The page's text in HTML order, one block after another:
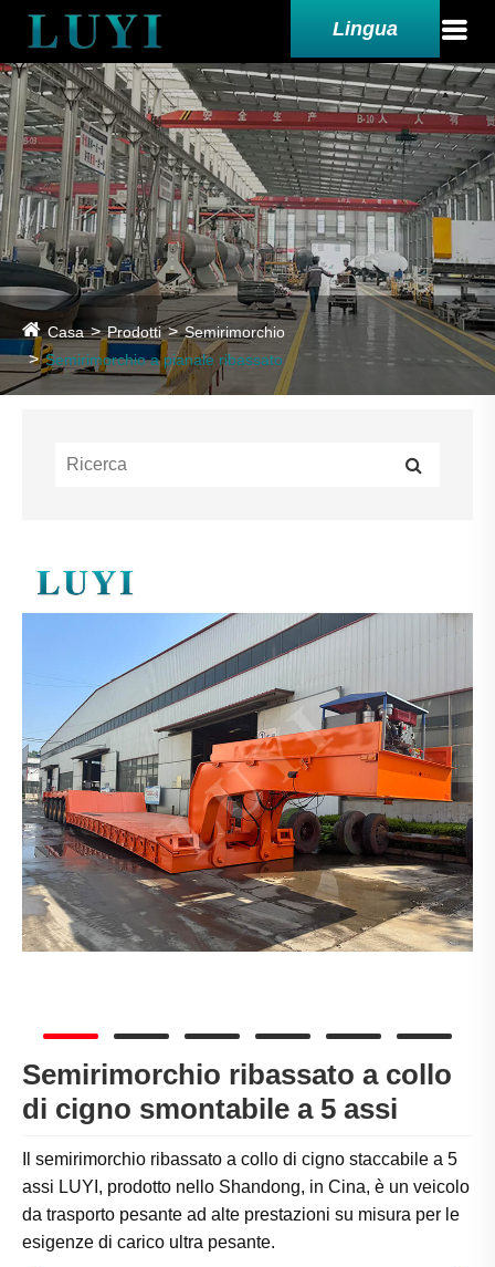
Lingua
Casa Prodotti
Semirimorchio
Semirimorchio a pianale ribassato
Semirimorchio ribassato a collo
di cigno smontabile a 5 assi
Il semirimorchio ribassato a collo di cigno staccabile a 5
assi LUYI, prodotto nello Shandong, in Cina, è un veicolo
da trasporto pesante ad alte prestazioni su misura per le
esigenze di carico ultra pesante.